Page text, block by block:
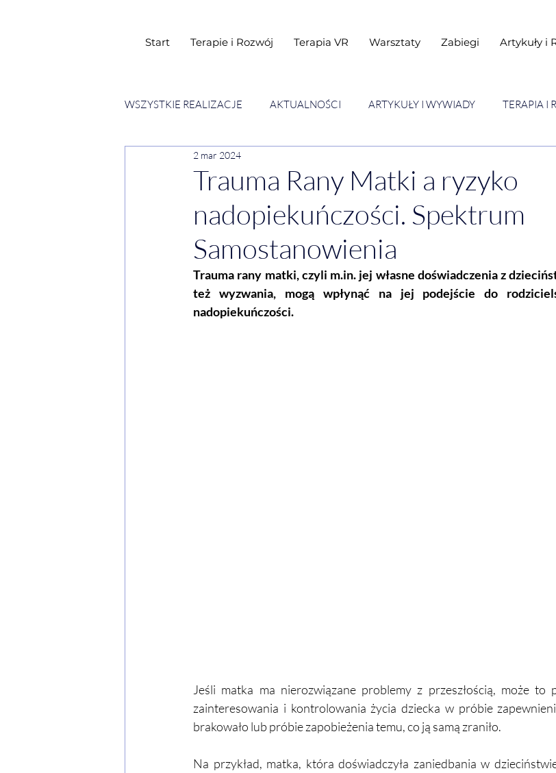
Start Terapie i Rozwój Terapia VR Warsztaty Zabiegi Artykuły i
WSZYSTKIE REALIZACJE AKTUALNOŚCI ARTYKUŁY I WYWIADY TERAPIA I
SESJE ESENCJI CHWIL
Trauma Rany Matki a ryzyko
nadopiekuńczości. Spektrum
Samostanowienia
2 mar 2024
Trauma rany matki, czyli m.in. jej własne doświadczenia z
też wyzwania, mogą wpłynąć na jej podejście do
nadopiekuńczości.
Jeśli matka ma nierozwiązane problemy z przeszłością, może to
zainteresowania i kontrolowania życia dziecka w próbie
brakowało lub próbie zapobieżenia temu, co ją samą zraniło.
Na przykład, matka, która doświadczyła zaniedbania w